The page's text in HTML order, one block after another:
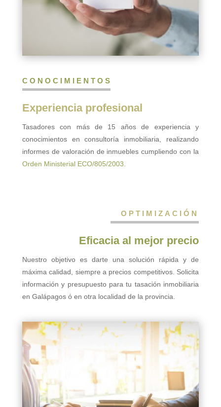
CONOCIMIENTOS
Experiencia profesional
Tasadores con más de 15 años de experiencia y
conocimientos en consultoría inmobiliaria, realizando
informes de valoración de inmuebles cumpliendo con la
Orden Ministerial ECO/805/2003.
OPTIMIZACIÓN
Eficacia al mejor precio
Nuestro objetivo es darte una solución rápida y de
máxima calidad, siempre a precios competitivos. Solicita
información y presupuesto para tu tasación inmobiliaria
en Galápagos ó en otra localidad de la provincia.